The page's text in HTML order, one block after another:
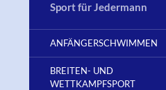
Sport für Jedermann
ANFÄNGERSCHWIMMEN
BREITEN- UND
WETTKAMPFSPORT